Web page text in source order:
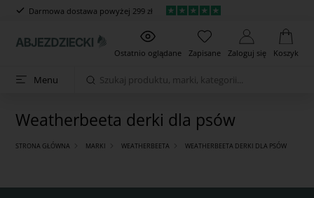
Darmowa dostawa powyżej 299 zł
Ostatnio oglądane Zapisane Zaloguj się Koszyk
Menu
Weatherbeeta derki dla psów
STRONA GŁÓWNA MARKI WEATHERBEETA WEATHERBEETA DERKI DLA PSÓW